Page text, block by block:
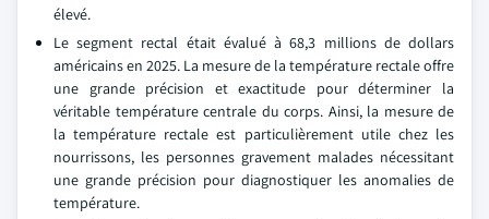
élevé.
Le segment rectal était évalué à 68,3 millions de dollars
américains en 2025. La mesure de la température rectale offre
une grande précision et exactitude pour déterminer la
véritable température centrale du corps. Ainsi, la mesure de
la température rectale est particulièrement utile chez les
nourrissons, les personnes gravement malades nécessitant
une grande précision pour diagnostiquer les anomalies de
température.